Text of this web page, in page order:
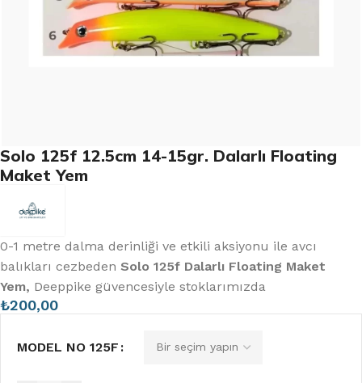
Solo 125f 12.5cm 14-15gr. Dalarlı Floating
Maket Yem
0-1 metre dalma derinliği ve etkili aksiyonu ile avcı
balıkları cezbeden Solo 125f Dalarlı Floating Maket
Yem, Deeppike güvencesiyle stoklarımızda
₺200,00
MODEL NO 125F